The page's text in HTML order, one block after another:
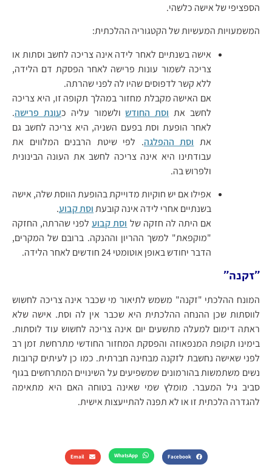
הספציפי של אישה כלשהי.
המשמעויות המעשיות של הקטגוריה ההלכתית:
אישה בשנתיים לאחר לידה אינה צריכה לחשב וסתות או
צריכה לשמור עונות פרישה לאחר הפסקת דם הלידה,
ללא קשר לדפוסים שהיו לה לפני שהרתה.
אם האישה מקבלת מחזור במהלך תקופה זו, היא צריכה
לחשב את וסת החודשולשמור עליה כעונת פרישה.
לאחר הופעת וסת בפעם השניה, היא צריכה לחשב גם
את וסת ההפלגה. לפי שיטת הרבנים המלווים את
עבודתינו היא אינה צריכה לחשב את העונה הבינונית
ולפרוש בה.
אפילו אם יש חוקיות מדוייקת בהופעת הווסת שלה, אישה
בשנתיים אחרי לידה אינה קובעתוסת קבוע.
אם היתה לה חזקה של וסת קבועלפני שהרתה, החזקה
"מוקפאת" למשך ההריון וההנקה. ברובם של המקרים,
הדבר יחודש באופן אוטומטי 24 חודשים לאחר הלידה.
"זקנה"
המונח ההלכתי "זקנה" משמש לתיאור מי שכבר אינה צריכה לחשוש
לווסתות שכן ההנחה ההלכתית היא שכבר אין לה וסת. אישה שלא
ראתה דימום למעלה מתשעים יום אינה צריכה לחשוש עוד לוסתות.
בימינו תקופת המנפאוזה והפסקת המחזור החודשי מתרחשת זמן רב
לפני שאישה נחשבת לזקנה מבחינה חברתית. כמו כן לעיתים קרובות
נשים משתמשות בהורמונים שמשפיעים על השינויים המתרחשים בגוף
סביב גיל המעבר. מומלץ שמי שאינה בטוחה האם היא מתאימה
להגדרה הלכתית זו או לא תפנה להתייעצות אישית.
Facebook
WhatsApp
Email